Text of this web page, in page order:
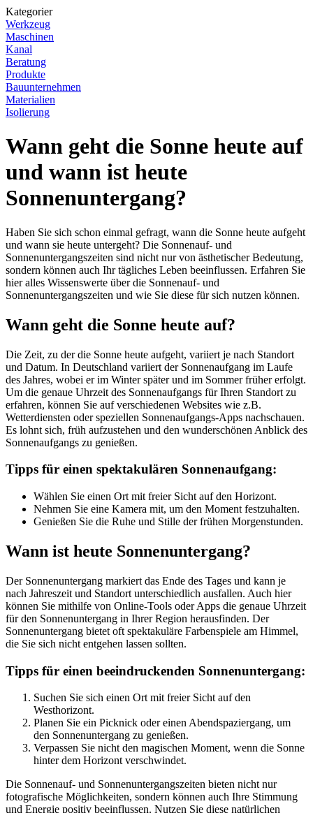
Kategorier
Werkzeug
Maschinen
Kanal
Beratung
Produkte
Bauunternehmen
Materialien
Isolierung
Wann geht die Sonne heute auf
und wann ist heute
Sonnenuntergang?
Haben Sie sich schon einmal gefragt, wann die Sonne heute aufgeht
und wann sie heute untergeht? Die Sonnenauf- und
Sonnenuntergangszeiten sind nicht nur von ästhetischer Bedeutung,
sondern können auch Ihr tägliches Leben beeinflussen. Erfahren Sie
hier alles Wissenswerte über die Sonnenauf- und
Sonnenuntergangszeiten und wie Sie diese für sich nutzen können.
Wann geht die Sonne heute auf?
Die Zeit, zu der die Sonne heute aufgeht, variiert je nach Standort
und Datum. In Deutschland variiert der Sonnenaufgang im Laufe
des Jahres, wobei er im Winter später und im Sommer früher erfolgt.
Um die genaue Uhrzeit des Sonnenaufgangs für Ihren Standort zu
erfahren, können Sie auf verschiedenen Websites wie z.B.
Wetterdiensten oder speziellen Sonnenaufgangs-Apps nachschauen.
Es lohnt sich, früh aufzustehen und den wunderschönen Anblick des
Sonnenaufgangs zu genießen.
Tipps für einen spektakulären Sonnenaufgang:
Wählen Sie einen Ort mit freier Sicht auf den Horizont.
Nehmen Sie eine Kamera mit, um den Moment festzuhalten.
Genießen Sie die Ruhe und Stille der frühen Morgenstunden.
Wann ist heute Sonnenuntergang?
Der Sonnenuntergang markiert das Ende des Tages und kann je
nach Jahreszeit und Standort unterschiedlich ausfallen. Auch hier
können Sie mithilfe von Online-Tools oder Apps die genaue Uhrzeit
für den Sonnenuntergang in Ihrer Region herausfinden. Der
Sonnenuntergang bietet oft spektakuläre Farbenspiele am Himmel,
die Sie sich nicht entgehen lassen sollten.
Tipps für einen beeindruckenden Sonnenuntergang:
Suchen Sie sich einen Ort mit freier Sicht auf den
Westhorizont.
Planen Sie ein Picknick oder einen Abendspaziergang, um
den Sonnenuntergang zu genießen.
Verpassen Sie nicht den magischen Moment, wenn die Sonne
hinter dem Horizont verschwindet.
Die Sonnenauf- und Sonnenuntergangszeiten bieten nicht nur
fotografische Möglichkeiten, sondern können auch Ihre Stimmung
und Energie positiv beeinflussen. Nutzen Sie diese natürlichen